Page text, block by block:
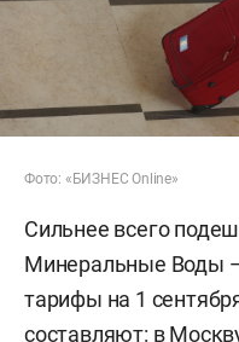
Фото: «БИЗНЕС Online»
Сильнее всего
Минеральные Воды
тарифы на 1
составляют: в